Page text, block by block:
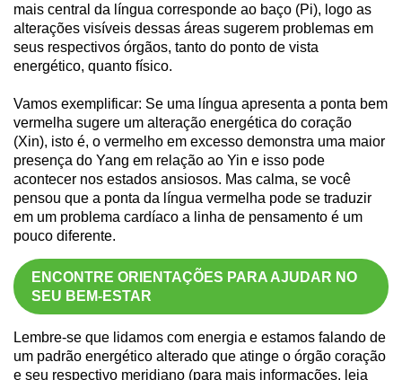
mais central da língua corresponde ao baço (Pi), logo as
alterações visíveis dessas áreas sugerem problemas em
seus respectivos órgãos, tanto do ponto de vista
energético, quanto físico.
Vamos exemplificar: Se uma língua apresenta a ponta bem
vermelha sugere um alteração energética do coração
(Xin), isto é, o vermelho em excesso demonstra uma maior
presença do Yang em relação ao Yin e isso pode
acontecer nos estados ansiosos. Mas calma, se você
pensou que a ponta da língua vermelha pode se traduzir
em um problema cardíaco a linha de pensamento é um
pouco diferente.
ENCONTRE ORIENTAÇÕES PARA AJUDAR NO
SEU BEM-ESTAR
Lembre-se que lidamos com energia e estamos falando de
um padrão energético alterado que atinge o órgão coração
e seu respectivo meridiano (para mais informações, leia